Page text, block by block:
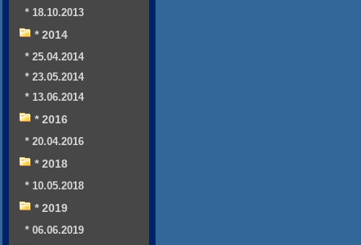
* 18.10.2013
* 2014
* 25.04.2014
* 23.05.2014
* 13.06.2014
* 2016
* 20.04.2016
* 2018
* 10.05.2018
* 2019
* 06.06.2019